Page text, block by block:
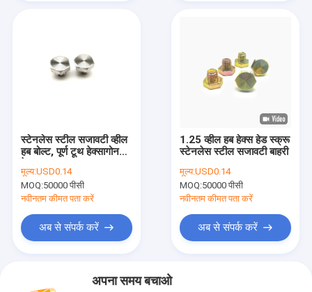
स्टेनलेस स्टील सजावटी व्हील
हब बोल्ट, पूर्ण टूथ हेक्सागोनल
मूल्य:USD0.14
MOQ:50000 पीसी
नवीनतम कीमत पता करें
अब से संपर्क करें
1.25 व्हील हब हेक्स हेड स्क्रू
स्टेनलेस स्टील सजावटी बाहरी
मूल्य:USD0.14
MOQ:50000 पीसी
नवीनतम कीमत पता करें
अब से संपर्क करें
अपना समय बचाओ